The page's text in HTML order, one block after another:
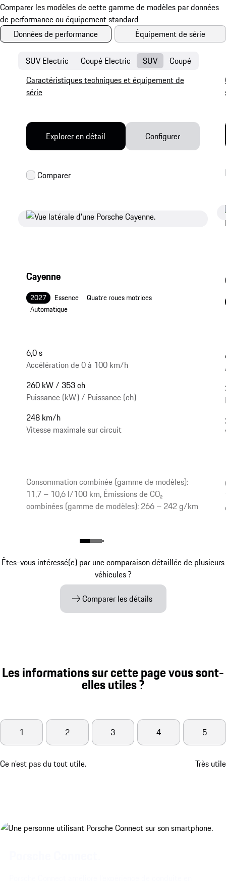
Données de performance Équipement de série
SUV Electric Coupé Electric SUV Coupé
Cayenne
2027 Essence
Quatre roues motrices
Automatique
6,0 s
Accélération de 0 à 100 km/h
260 kW / 353 ch
Puissance (kW) / Puissance (ch)
248 km/h
Vitesse maximale sur circuit
Consommation combinée (gamme de modèles):
11,7 – 10,6 l/100 km, Émissions de CO₂
combinées (gamme de modèles): 266 – 242 g/km
Caractéristiques techniques et équipement de
série
Explorer en détail Configurer
Êtes-vous intéressé(e) par une comparaison détaillée de plusieurs
véhicules ?
Comparer les détails
Les informations sur cette page vous sont-
elles utiles ?
Ce n'est pas du tout utile.
1 2 3 4 5
Très utile